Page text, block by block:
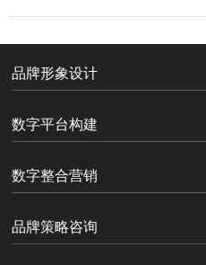
品牌形象设计
数字平台构建
数字整合营销
品牌策略咨询